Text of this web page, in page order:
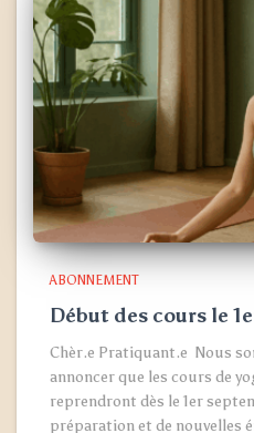
ABONNEMENT
Début des cours le
Chèr.e Pratiquant.e Nous
annoncer que les cours de
reprendront dès le 1er
préparation et de nouvelles